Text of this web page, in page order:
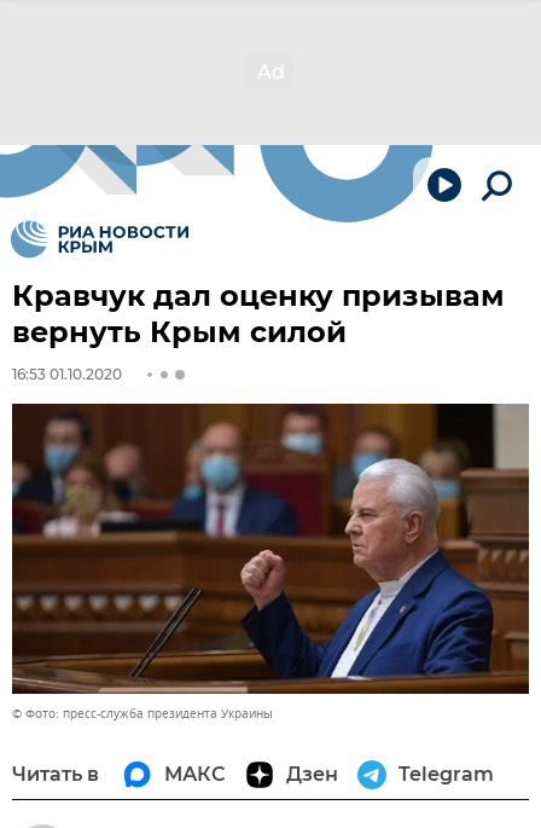
Кравчук дал оценку призывам
вернуть Крым силой
16:53 01.10.2020
© Фото: пресс-служба президента Украины
Читать в МАКС Дзен Telegram